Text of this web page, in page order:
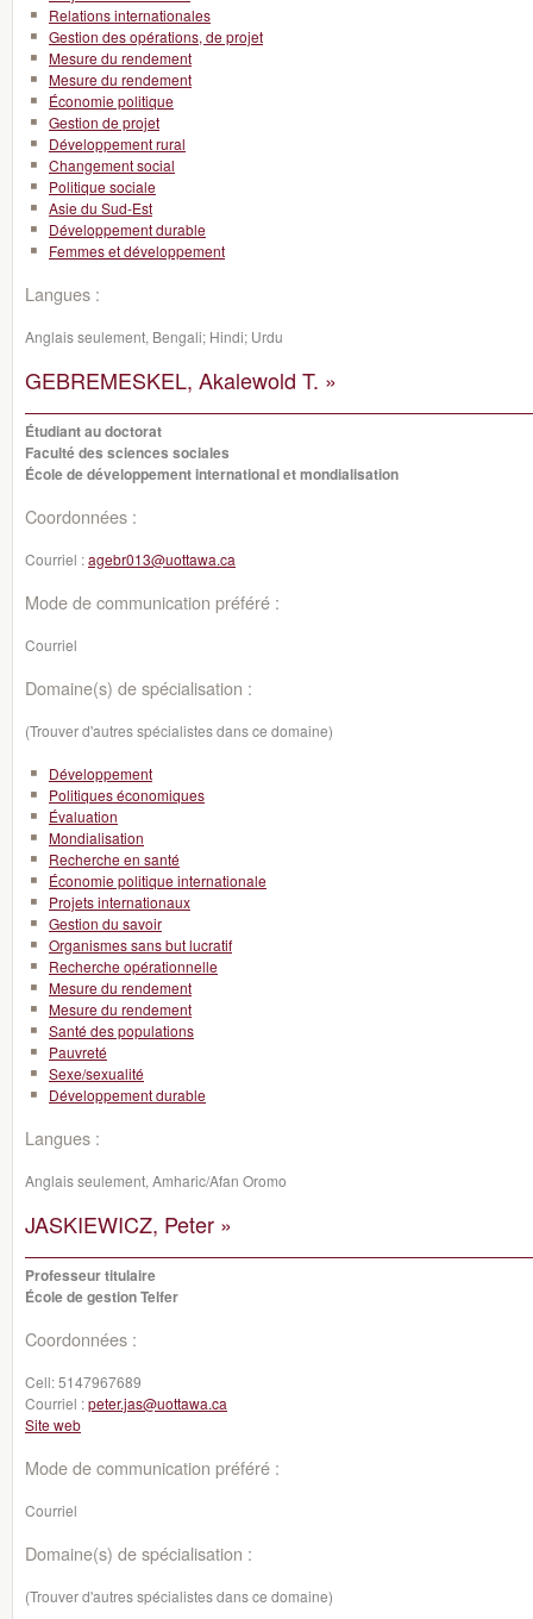
Relations internationales
Gestion des opérations, de projet
Mesure du rendement
Mesure du rendement
Économie politique
Gestion de projet
Développement rural
Changement social
Politique sociale
Asie du Sud-Est
Développement durable
Femmes et développement
Langues :
Anglais seulement, Bengali; Hindi; Urdu
GEBREMESKEL, Akalewold T. »
Étudiant au doctorat
Faculté des sciences sociales
École de développement international et mondialisation
Coordonnées :
Courriel :agebr013@uottawa.ca
Mode de communication préféré :
Courriel
Domaine(s) de spécialisation :
(Trouver d'autres spécialistes dans ce domaine)
Développement
Politiques économiques
Évaluation
Mondialisation
Recherche en santé
Économie politique internationale
Projets internationaux
Gestion du savoir
Organismes sans but lucratif
Recherche opérationnelle
Mesure du rendement
Mesure du rendement
Santé des populations
Pauvreté
Sexe/sexualité
Développement durable
Langues :
Anglais seulement, Amharic/Afan Oromo
JASKIEWICZ, Peter »
Professeur titulaire
École de gestion Telfer
Coordonnées :
Cell:5147967689
Courriel :peter.jas@uottawa.ca
Site web
Mode de communication préféré :
Courriel
Domaine(s) de spécialisation :
(Trouver d'autres spécialistes dans ce domaine)